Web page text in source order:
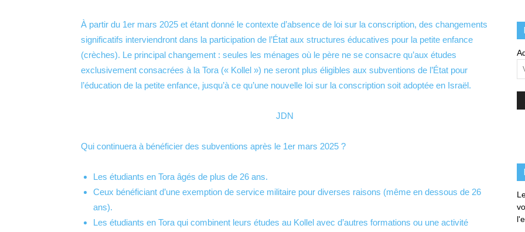
À partir du 1er mars 2025 et étant donné le contexte d’absence de loi sur la conscription, des changements
significatifs interviendront dans la participation de l’État aux structures éducatives pour la petite enfance
(crèches). Le principal changement : seules les ménages où le père ne se consacre qu’aux études
exclusivement consacrées à la Tora (« Kollel ») ne seront plus éligibles aux subventions de l’État pour
l’éducation de la petite enfance, jusqu’à ce qu’une nouvelle loi sur la conscription soit adoptée en Israël.
JDN
Qui continuera à bénéficier des subventions après le 1er mars 2025 ?
Les étudiants en Tora âgés de plus de 26 ans.
Ceux bénéficiant d’une exemption de service militaire pour diverses raisons (même en dessous de 26
ans).
Les étudiants en Tora qui combinent leurs études au Kollel avec d’autres formations ou une activité